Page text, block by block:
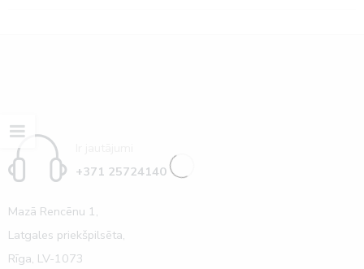
+371 25724140
Mazā Rencēnu 1,
Latgales priekšpilsēta,
Rīga, LV-1073